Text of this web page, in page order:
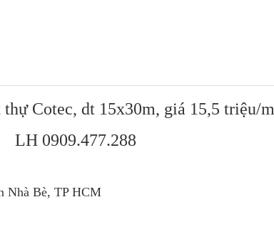
Cotec, dt 15x30m, giá 15,5 triệu/m
LH 0909.477.288
Nhà Bè, TP HCM